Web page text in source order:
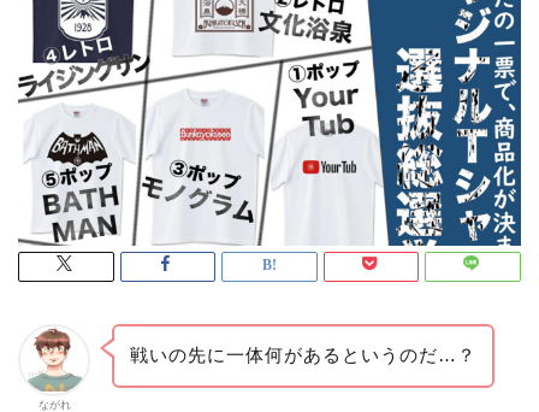
ながれ
戦いの先に一体何があるというのだ…？